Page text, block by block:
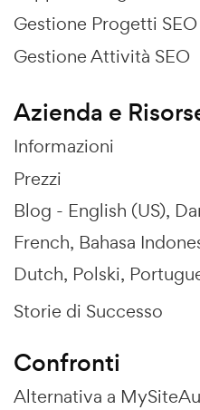
Gestione Progetti SEO
Gestione Attività SEO
Azienda e
Informazioni
Prezzi
Blog - English (US)
French Bahasa
Dutch Polski
Storie di Successo
Confronti
Alternativa a